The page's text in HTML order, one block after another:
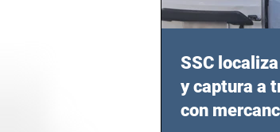
SSC
y captura a
con